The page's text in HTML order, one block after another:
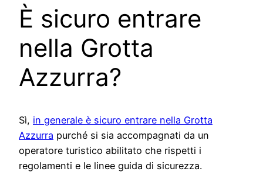
È sicuro entrare
nella Grotta
Azzurra?
Sì, in generale è sicuro entrare nella Grotta
Azzurra purché si sia accompagnati da un
operatore turistico abilitato che rispetti i
regolamenti e le linee guida di sicurezza.